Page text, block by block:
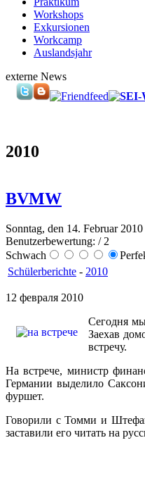
Workshops
Exkursionen
Workcamp
Auslandsjahr
externe News
2010
BVMW
Sonntag, den 14. Februar
Benutzerbewertung: / 2
Schwach
Schülerberichte - 2010
12 февраля 2010
Сегодня
Заехав
встречу.
На встрече, министр
Германии выделило
фуршет.
Говорили с Томми и
заставили его читать на